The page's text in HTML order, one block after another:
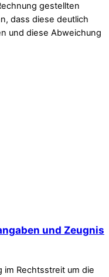
gestellten
dass diese deutlich
und diese Abweichung
und Zeugnis
im Rechtsstreit um die